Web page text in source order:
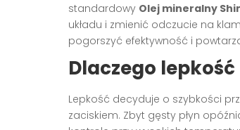
standardowy Olej mineralny
układu i zmienić odczucie na
pogorszyć efektywność i
Dlaczego
Lepkość decyduje o szybkości
zaciskiem. Zbyt gęsty płyn